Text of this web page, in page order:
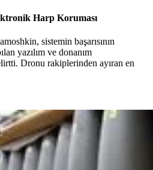
Harp Koruması
sistemin başarısının
yazılım ve donanım
Dronu rakiplerinden ayıran en